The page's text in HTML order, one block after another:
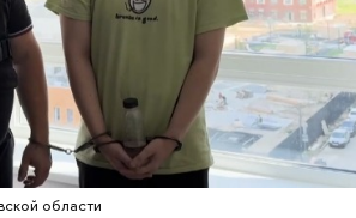
области